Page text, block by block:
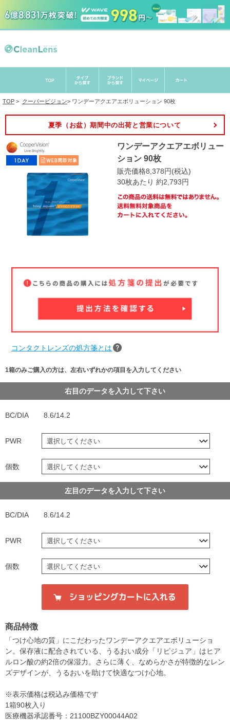
TOP > クーパービジョン> ワンデーアクエアエボリューション 90枚
夏季（お盆）期間中の出荷と営業について
ワンデーアクエアエボリュー
ション 90枚
販売価格8,378円(税込)
30枚あたり 約2,793円
コンタクトレンズの処方箋とは
1箱のみご購入の方は、左右いずれかの項目を入力してください
右目のデータを入力して下さい
BC/DIA 8.6/14.2
PWR
個数
左目のデータを入力して下さい
BC/DIA 8.6/14.2
PWR
個数
商品特徴
「つけ心地の質」にこだわったワンデーアクエアエボリューショ
ン。保存液に配合されている、うるおい成分「リピジュア」はヒア
ルロン酸の約2倍の保湿力。さらに薄く、なめらかさが特徴的なレン
ズデザインが、うるおいを助けて快適なつけ心地。
※表示価格は税込み価格です
1箱90枚入り
医療機器承認番号：21100BZY00044A02